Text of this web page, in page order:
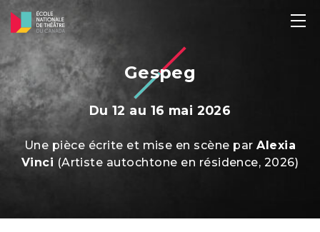
Gespeg
Du 12 au 16 mai 2026
Une pièce écrite et mise en scène parAlexia
Vinci (Artiste autochtone en résidence, 2026)